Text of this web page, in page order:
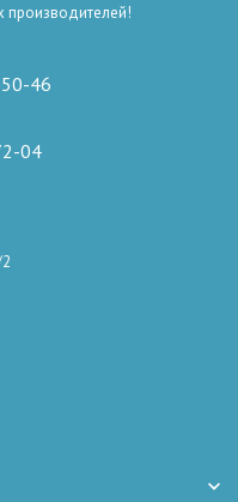
производителей!
46
04